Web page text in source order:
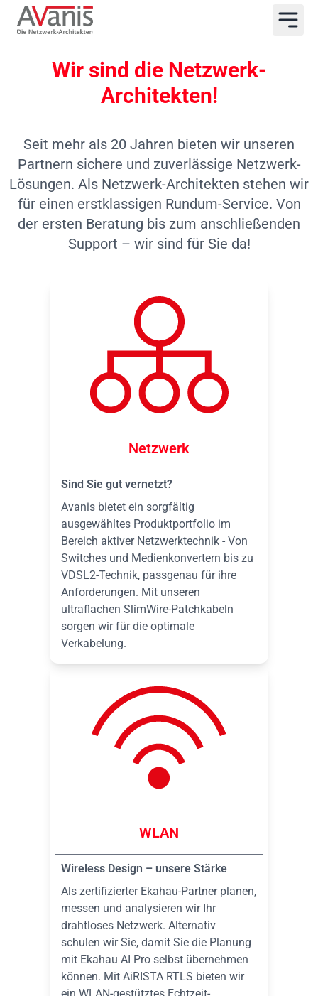
Wir sind die Netzwerk-
Architekten!
Seit mehr als 20 Jahren bieten wir unseren
Partnern sichere und zuverlässige Netzwerk-
Lösungen. Als Netzwerk-Architekten stehen wir
für einen erstklassigen Rundum-Service. Von
der ersten Beratung bis zum anschließenden
Support – wir sind für Sie da!
Netzwerk
Sind Sie gut vernetzt?
Avanis bietet ein sorgfältig
ausgewähltes Produktportfolio im
Bereich aktiver Netzwerktechnik - Von
Switches und Medienkonvertern bis zu
VDSL2-Technik, passgenau für ihre
Anforderungen. Mit unseren
ultraflachen SlimWire-Patchkabeln
sorgen wir für die optimale
Verkabelung.
WLAN
Wireless Design – unsere Stärke
Als zertifizierter Ekahau-Partner planen,
messen und analysieren wir Ihr
drahtloses Netzwerk. Alternativ
schulen wir Sie, damit Sie die Planung
mit Ekahau AI Pro selbst übernehmen
können. Mit AiRISTA RTLS bieten wir